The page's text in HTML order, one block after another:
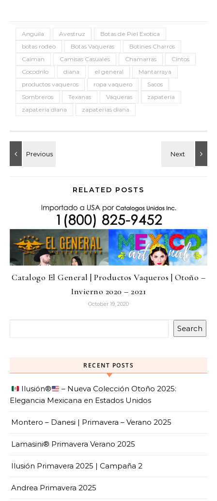
Anguila Avestruz
Botas de Piel Exotica
botas rodeo
Botas Vaqueras
Botines Charros
Caiman
Camisas Casuales Chamarras
Cintos
Cocodrilo
diana el general
Mantarraya
productos vaqueros
ropa vaquero
Sacos
Sombreros
Texanas Vaqueras
zapateria
zapateria diana
zapaterias diana
RELATED POSTS
Catalogo El General | Productos Vaqueros | Otoño –
Invierno 2020 – 2021
October 19, 2020
Search
RECENT POSTS
Ilusión®️
– Nueva Colección Otoño 2025:
Elegancia Mexicana en Estados Unidos
Montero – Danesi | Primavera – Verano 2025
Lamasini® Primavera Verano 2025
Ilusión Primavera 2025 | Campaña 2
Andrea Primavera 2025